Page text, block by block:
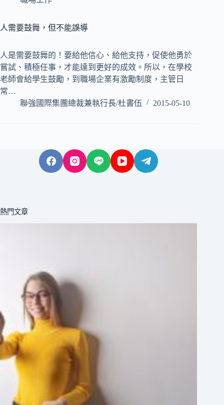
人需要鼓舞，但不能誤導
人是需要鼓舞的！要給他信心、給他支持，促使他勇於
嘗試、積極任事，才能達到更好的成效。所以，在學校
老師會給學生鼓勵，到職場企業有激勵制度，主管日
常…
聯強國際集團總裁兼執行長/杜書伍
2015-05-10
熱門文章